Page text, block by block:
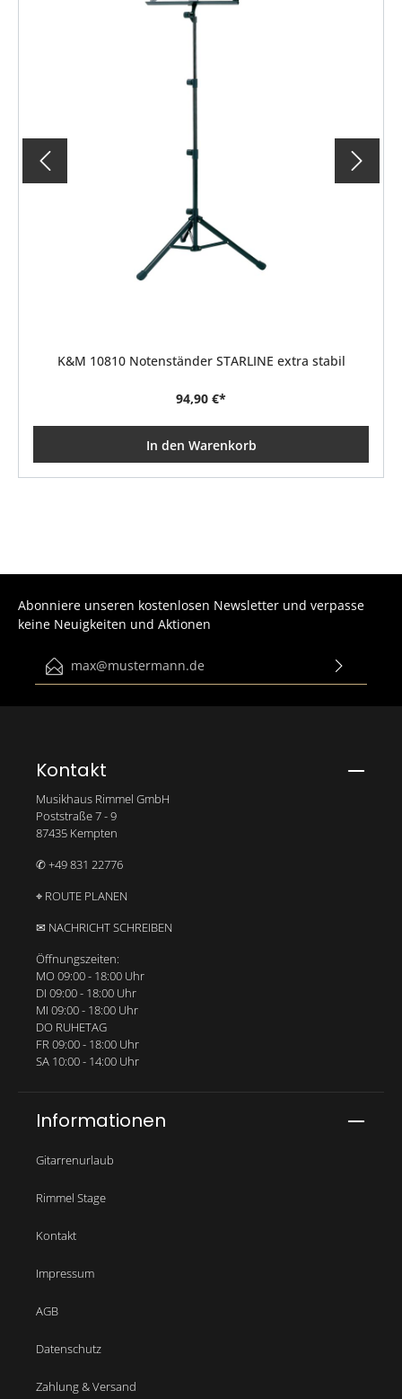
K&M 10810 Notenständer STARLINE extra stabil
94,90 €*
In den Warenkorb
Abonniere unseren kostenlosen Newsletter und verpasse
keine Neuigkeiten und Aktionen
E-Mail-Adresse*
Kontakt
Musikhaus Rimmel GmbH
Poststraße 7 - 9
87435 Kempten
✆ +49 831 22776
⌖ ROUTE PLANEN
✉ NACHRICHT SCHREIBEN
Öffnungszeiten:
MO 09:00 - 18:00 Uhr
DI 09:00 - 18:00 Uhr
MI 09:00 - 18:00 Uhr
DO RUHETAG
FR 09:00 - 18:00 Uhr
SA 10:00 - 14:00 Uhr
Informationen
Gitarrenurlaub
Rimmel Stage
Kontakt
Impressum
AGB
Datenschutz
Zahlung & Versand